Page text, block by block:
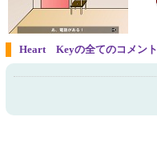
Heart Keyの全てのコメント